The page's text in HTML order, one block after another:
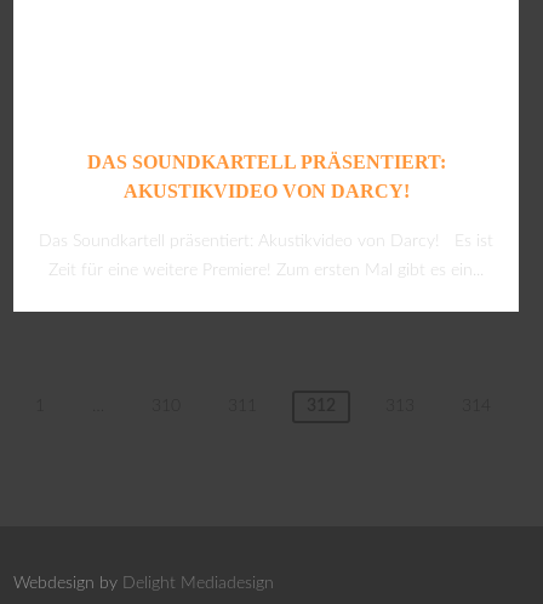
DAS SOUNDKARTELL PRÄSENTIERT:
AKUSTIKVIDEO VON DARCY!
Das Soundkartell präsentiert: Akustikvideo von Darcy! Es ist
Zeit für eine weitere Premiere! Zum ersten Mal gibt es ein...
Webdesign by Delight Mediadesign